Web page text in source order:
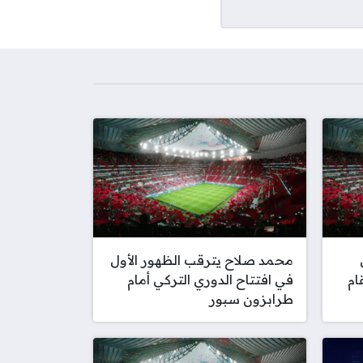
محمد صلاح يترقب الظهور الأول
في افتتاح الدوري التركي أمام
طرابزون سبور